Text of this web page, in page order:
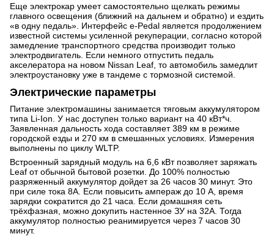
Еще электрокар умеет самостоятельно щелкать режимы
главного освещения (ближний на дальнем и обратно) и ездить
«в одну педаль». Интерфейс e-Pedal является продолжением
известной системы усиленной рекуперации, согласно которой
замедление транспортного средства производит только
электродвигатель. Если немного отпустить педаль
акселератора на новом Nissan Leaf, то автомобиль замедлит
электроустановку уже в тандеме с тормозной системой.
Электрические параметры
Питание электромашины занимается тяговым аккумулятором
типа Li-Ion. У нас доступен только вариант на 40 кВт*ч.
Заявленная дальность хода составляет 389 км в режиме
городской езды и 270 км в смешанных условиях. Измерения
выполнены по циклу WLTP.
Встроенный зарядный модуль на 6,6 кВт позволяет заряжать
Leaf от обычной бытовой розетки. До 100% полностью
разряженный аккумулятор дойдет за 26 часов 30 минут. Это
при силе тока 8А. Если повысить ампераж до 10 А, время
зарядки сократится до 21 часа. Если домашняя сеть
трёхфазная, можно докупить настенное ЗУ на 32А. Тогда
аккумулятор полностью реанимируется через 7 часов 30
минут.